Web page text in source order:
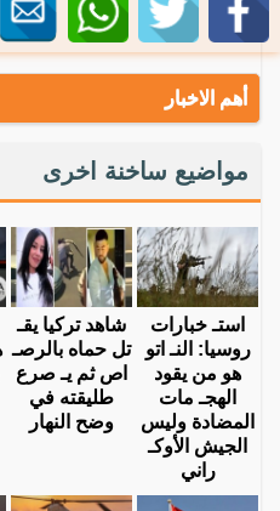
أهم الاخبار
مواضيع ساخنة اخرى
استـ خبارات
روسيا: النـ اتو
هو من يقود
الهجـ مات
المضادة وليس
الجيش الأوكـ
راني
شاهد تركيا يقـ
تل حماه بالرصـ
اص ثم يـ صرع
طليقته في
وضح النهار